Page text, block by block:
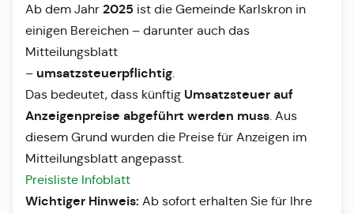
Ab dem Jahr 2025 ist die Gemeinde Karlskron in
einigen Bereichen – darunter auch das
Mitteilungsblatt
– umsatzsteuerpflichtig.
Das bedeutet, dass künftig Umsatzsteuer auf
Anzeigenpreise abgeführt werden muss. Aus
diesem Grund wurden die Preise für Anzeigen im
Mitteilungsblatt angepasst.
Preisliste Infoblatt
Wichtiger Hinweis: Ab sofort erhalten Sie für Ihre